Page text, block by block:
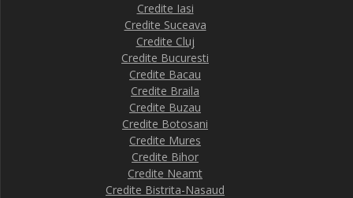
Credite Iasi
Credite Suceava
Credite Cluj
Credite Bucuresti
Credite Bacau
Credite Braila
Credite Buzau
Credite Botosani
Credite Mures
Credite Bihor
Credite Neamt
Credite Bistrita-Nasaud